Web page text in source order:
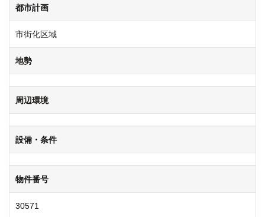
都市計画
市街化区域
地勢
周辺環境
設備・条件
物件番号
30571